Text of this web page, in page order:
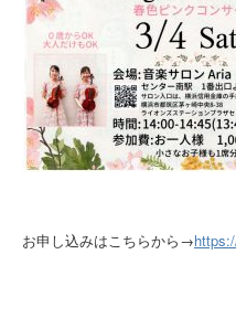
お申し込みはこちらから→